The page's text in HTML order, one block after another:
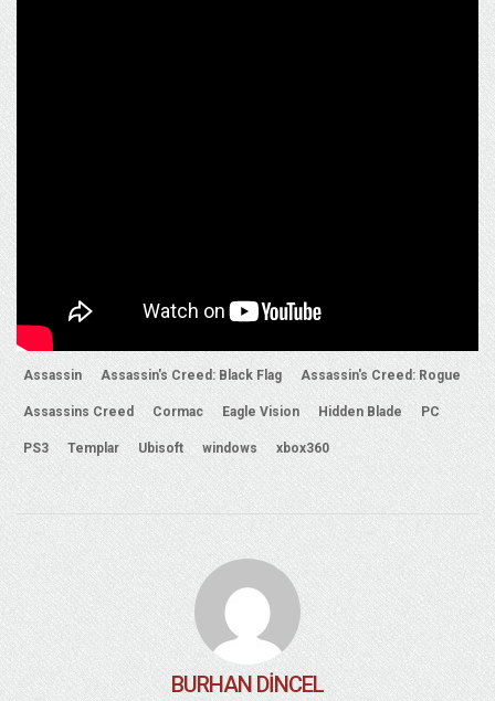
Assassin Assassin's Creed: Black Flag Assassin's Creed: Rogue
Assassins Creed Cormac Eagle Vision Hidden Blade PC
PS3 Templar Ubisoft windows xbox360
BURHAN DINCEL